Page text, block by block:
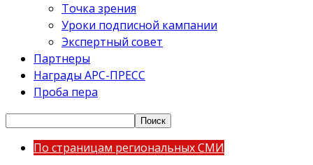
Точка зрения
Уроки подписной кампании
Экспертный совет
Партнеры
Награды АРС-ПРЕСС
Проба пера
По страницам региональных СМИ